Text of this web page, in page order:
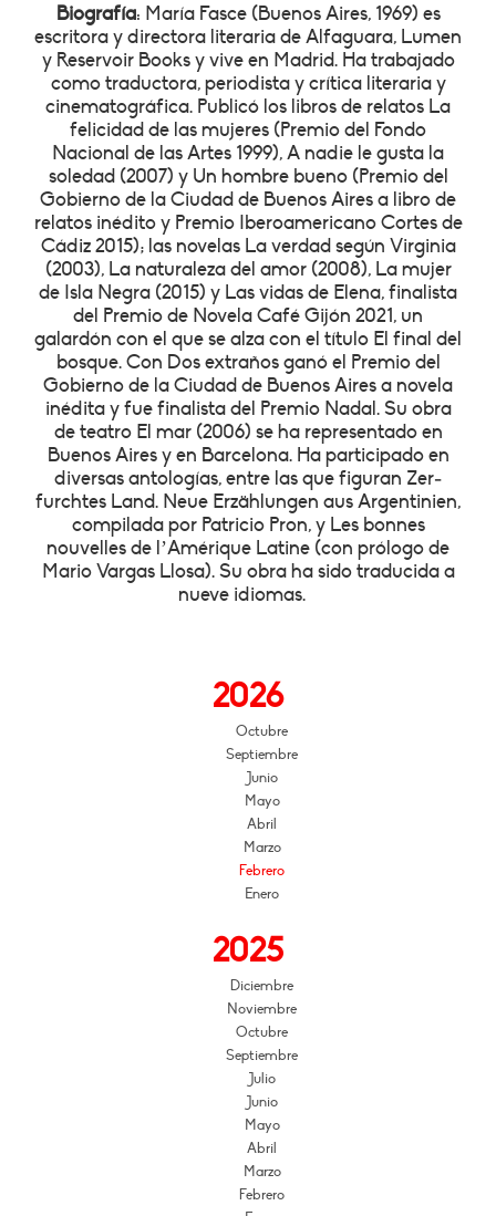
Biografía: María Fasce (Buenos Aires, 1969) es
escritora y directo­ra literaria de Alfaguara, Lumen
y Reservoir Books y vive en Madrid. Ha trabajado
como traductora, periodista y crítica literaria y
cinematográfica. Publicó los libros de relatos La
felicidad de las mujeres (Premio del Fondo
Nacional de las Artes 1999), A nadie le gusta la
soledad (2007) y Un hombre bueno (Premio del
Gobierno de la Ciudad de Buenos Aires a libro de
relatos inédito y Premio Iberoamericano Cortes de
Cádiz 2015); las novelas La verdad según Virginia
(2003), La naturaleza del amor (2008), La mujer
de Isla Negra (2015) y Las vidas de Elena, finalista
del Premio de Novela Café Gijón 2021, un
galardón con el que se alza con el título El final del
bosque. Con Dos extraños ganó el Premio del
Gobierno de la Ciudad de Buenos Aires a novela
inédita y fue finalista del Premio Nadal. Su obra
de teatro El mar (2006) se ha representado en
Buenos Aires y en Barcelona. Ha participado en
diversas antologías, entre las que figuran Zer­
furchtes Land. Neue Erzählungen aus Ar­gentinien,
compilada por Patricio Pron, y Les bonnes
nouvelles de l’Amérique Latine (con prólogo de
Mario Vargas Llosa). Su obra ha sido traducida a
nueve idiomas.
2026
Octubre
Septiembre
Junio
Mayo
Abril
Marzo
Febrero
Enero
2025
Diciembre
Noviembre
Octubre
Septiembre
Julio
Junio
Mayo
Abril
Marzo
Febrero